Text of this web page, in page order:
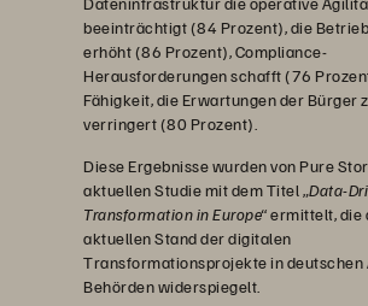
beeinträchtigt (84 Prozent), die
erhöht (86 Prozent), Compliance-
Herausforderungen schafft (76
Fähigkeit, die Erwartungen der Bürger
verringert (80 Prozent).
Diese Ergebnisse wurden von Pure
aktuellen Studie mit dem Titel „Data-
Transformation in Europe“ermittelt, die
aktuellen Stand der digitalen
Transformationsprojekte in deutschen
Behörden widerspiegelt.